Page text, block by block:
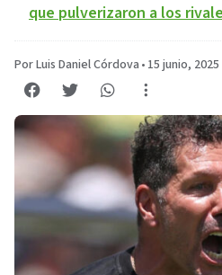
que pulverizaron a los
Por Luis Daniel Córdova • 15 junio, 2025